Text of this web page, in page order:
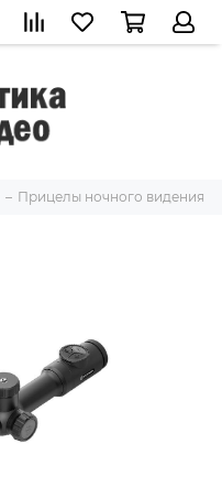
Прицелы ночного видения